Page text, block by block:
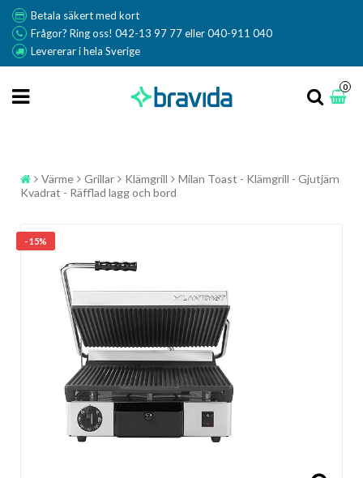
Betala säkert med kort
Frågor? Ring oss! 042-13 97 77 eller 040-911 040
Levererar i hela Sverige
0
Värme Grillar Klämgrill
Milan Toast - Klämgrill - Gjutjärn
Kvadrat - Räfflad lagg och bord
- 15%